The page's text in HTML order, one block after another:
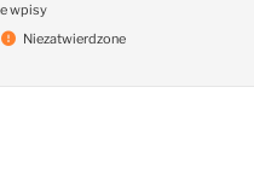
wpisy
Niezatwierdzone